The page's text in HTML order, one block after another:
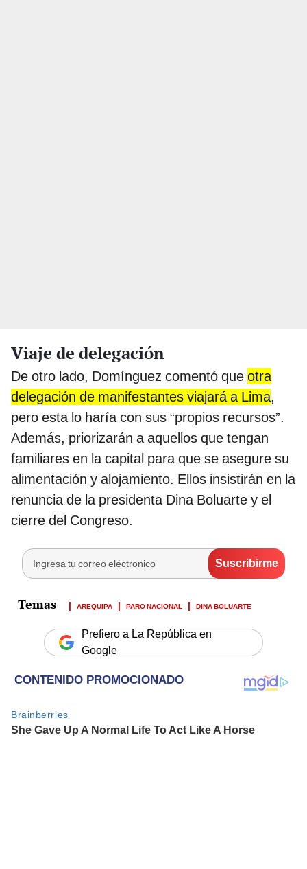
Viaje de delegación
De otro lado, Domínguez comentó que otra
delegación de manifestantes viajará a Lima,
pero esta lo haría con sus “propios recursos”.
Además, priorizarán a aquellos que tengan
familiares en la capital para que se asegure su
alimentación y alojamiento. Ellos insistirán en la
renuncia de la presidenta Dina Boluarte y el
cierre del Congreso.
AREQUIPA PARO NACIONAL DINA BOLUARTE
Prefiero a La República en
Google